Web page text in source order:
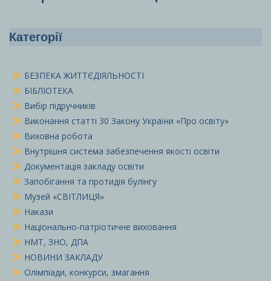
Категорії
БЕЗПЕКА ЖИТТЄДІЯЛЬНОСТІ
БІБЛІОТЕКА
Вибір підручників
Виконання статті 30 Закону України «Про освіту»
Виховна робота
Внутрішня система забезпечення якості освіти
Документація закладу освіти
Запобігання та протидія булінгу
Музей «СВІТЛИЦЯ»
Накази
Національно-патріотичне виховання
НМТ, ЗНО, ДПА
НОВИНИ ЗАКЛАДУ
Олімпіади, конкурси, змагання